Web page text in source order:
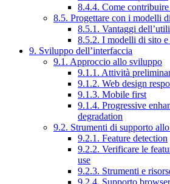
8.4.4. Come
8.5. Progettare con i modelli
8.5.1. Vantaggi
8.5.2. I modelli di sito
9. Sviluppo dell’interfaccia
9.1. Approccio allo sviluppo
9.1.1. Attività
9.1.2. Web design
9.1.3. Mobile first
9.1.4. Progressive
degradation
9.2. Strumenti di supporto
9.2.1. Feature detection
9.2.2. Verificare le
use
9.2.3. Strumenti e
9.2.4. Supporto browser